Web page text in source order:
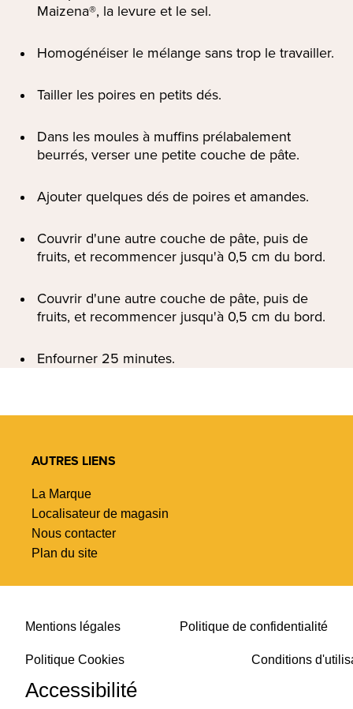
Maizena®, la levure et le sel.
Homogénéiser le mélange sans trop le travailler.
Tailler les poires en petits dés.
Dans les moules à muffins prélabalement
beurrés, verser une petite couche de pâte.
Ajouter quelques dés de poires et amandes.
Couvrir d'une autre couche de pâte, puis de
fruits, et recommencer jusqu'à 0,5 cm du bord.
Couvrir d'une autre couche de pâte, puis de
fruits, et recommencer jusqu'à 0,5 cm du bord.
Enfourner 25 minutes.
AUTRES LIENS
La Marque
Localisateur de magasin
Nous contacter
Plan du site
Mentions légales Politique de confidentialité
Politique Cookies Conditions
Accessibilité